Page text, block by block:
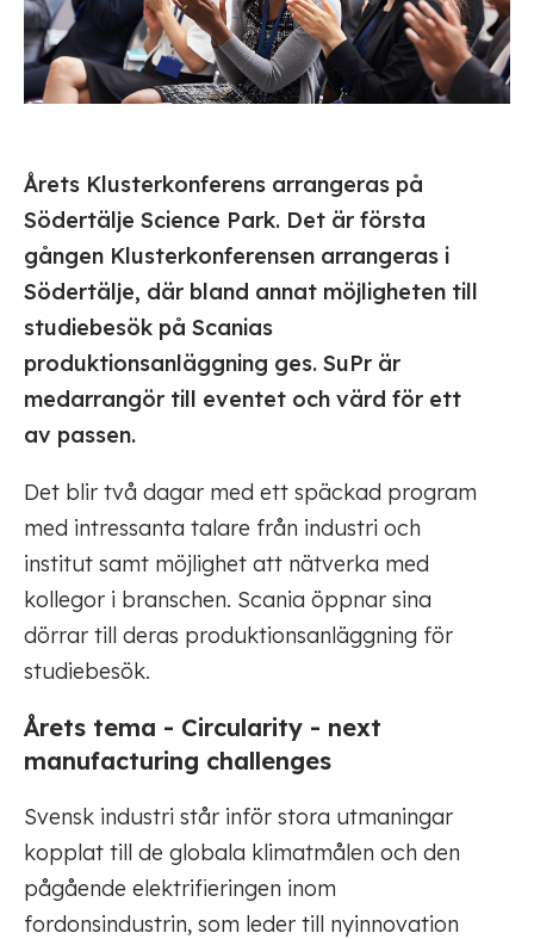
Årets Klusterkonferens arrangeras på
Södertälje Science Park. Det är första
gången Klusterkonferensen arrangeras i
Södertälje, där bland annat möjligheten till
studiebesök på Scanias
produktionsanläggning ges. SuPr är
medarrangör till eventet och värd för ett
av passen.
Det blir två dagar med ett späckad program
med intressanta talare från industri och
institut samt möjlighet att nätverka med
kollegor i branschen. Scania öppnar sina
dörrar till deras produktionsanläggning för
studiebesök.
Årets tema - Circularity - next
manufacturing challenges
Svensk industri står inför stora utmaningar
kopplat till de globala klimatmålen och den
pågående elektrifieringen inom
fordonsindustrin, som leder till nyinnovation